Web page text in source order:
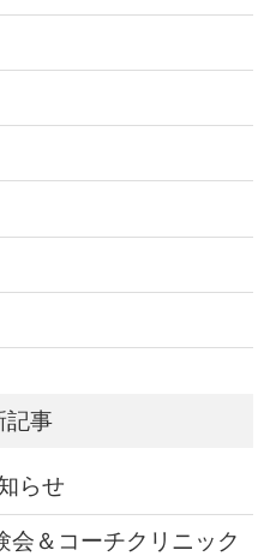
記事
らせ
会＆コーチクリニック